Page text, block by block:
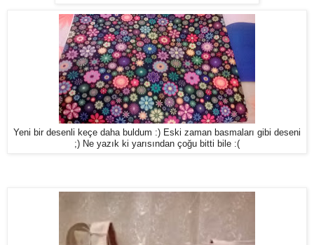
Yeni bir desenli keçe daha buldum :) Eski zaman basmaları gibi deseni
;) Ne yazık ki yarısından çoğu bitti bile :(